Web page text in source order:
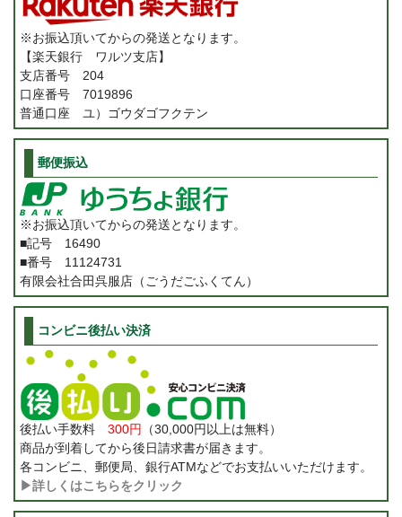
※お振込頂いてからの発送となります。
【楽天銀行 ワルツ支店】
支店番号 204
口座番号 7019896
普通口座 ユ）ゴウダゴフクテン
郵便振込
※お振込頂いてからの発送となります。
■記号 16490
■番号 11124731
有限会社合田呉服店（ごうだごふくてん）
コンビニ後払い決済
後払い手数料 300円
（30,000円以上は無料）
商品が到着してから後日請求書が届きます。
各コンビニ、郵便局、銀行ATMなどでお支払いいただけます。
▶詳しくはこちらをクリック